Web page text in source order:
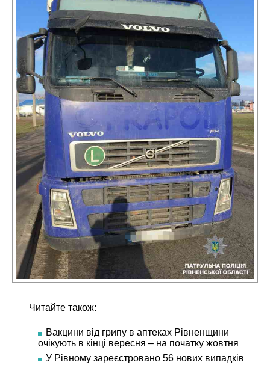
Читайте також:
Вакцини від грипу в аптеках Рівненщини
очікують в кінці вересня – на початку жовтня
У Рівному зареєстровано 56 нових випадків